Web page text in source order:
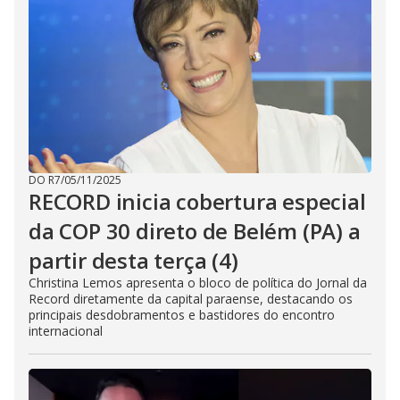
DO R7/05/11/2025
RECORD inicia cobertura especial
da COP 30 direto de Belém (PA) a
partir desta terça (4)
Christina Lemos apresenta o bloco de política do Jornal da
Record diretamente da capital paraense, destacando os
principais desdobramentos e bastidores do encontro
internacional